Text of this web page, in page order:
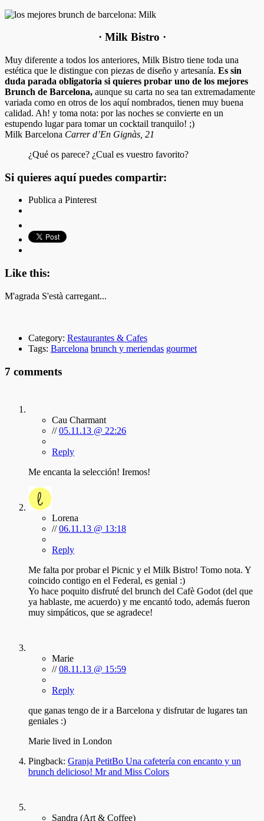
· Milk Bistro ·
Muy diferente a todos los anteriores, Milk Bistro tiene toda una
estética que le distingue con piezas de diseño y artesanía. Es sin
duda parada obligatoria si quieres probar uno de los mejores
Brunch de Barcelona, aunque su carta no sea tan extremadamente
variada como en otros de los aquí nombrados, tienen muy buena
calidad. Ah! y toma nota: por las noches se convierte en un
estupendo lugar para tomar un cocktail tranquilo! ;)
Milk Barcelona Carrer d’En Gignàs, 21
¿Qué os parece? ¿Cual es vuestro favorito?
Si quieres aquí puedes compartir:
Publica a Pinterest
Like this:
M'agrada S'està carregant...
Category: Restaurantes & Cafes
Tags: Barcelona brunch y meriendas gourmet
7 comments
Cau Charmant
//05.11.13 @ 22:26
Reply
Me encanta la selección! Iremos!
Lorena
//06.11.13 @ 13:18
Reply
Me falta por probar el Picnic y el Milk Bistro! Tomo nota. Y
coincido contigo en el Federal, es genial :)
Yo hace poquito disfruté del brunch del Cafè Godot (del que
ya hablaste, me acuerdo) y me encantó todo, además fueron
muy simpáticos, que se agradece!
Marie
//08.11.13 @ 15:59
Reply
que ganas tengo de ir a Barcelona y disfrutar de lugares tan
geniales :)
Marie lived in London
Pingback: Granja PetitBo Una cafetería con encanto y un
brunch delicioso! Mr and Miss Colors
Sandra (Art & Coffee)